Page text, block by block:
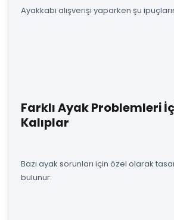
Ayakkabı alışverişi yaparken şu
Farklı Ayak Problemleri
Kalıplar
Bazı ayak sorunları için özel olarak
bulunur: